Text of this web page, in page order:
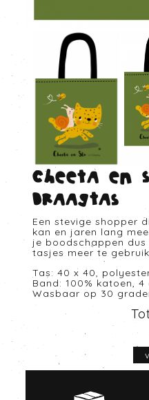
Cheeta en
Draagtas
Een stevige shopper
kan en jaren lang
je boodschappen
tasjes meer te
Tas: 40 x 40,
Band: 100% katoen, 4
Wasbaar op 30